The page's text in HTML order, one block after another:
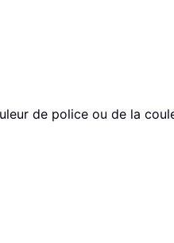
de police ou de la